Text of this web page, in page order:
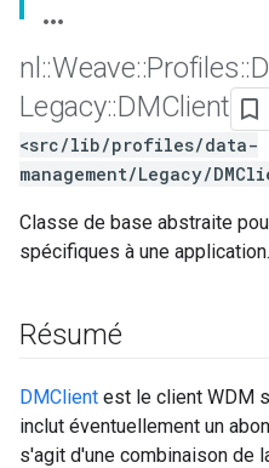
nl ::Weave::Profiles::
Legacy::DMClient
<src/lib/profiles/data-
management/Legacy/
Classe de base abstraite
spécifiques à une application.
Résumé
DMClient est le client WDM
inclut éventuellement un
s'agit d'une combinaison de